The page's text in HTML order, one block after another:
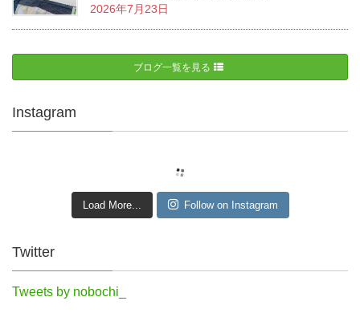
2026年7月23日
ブログ一覧を見る
Instagram
Load More... Follow on Instagram
Twitter
Tweets by nobochi_